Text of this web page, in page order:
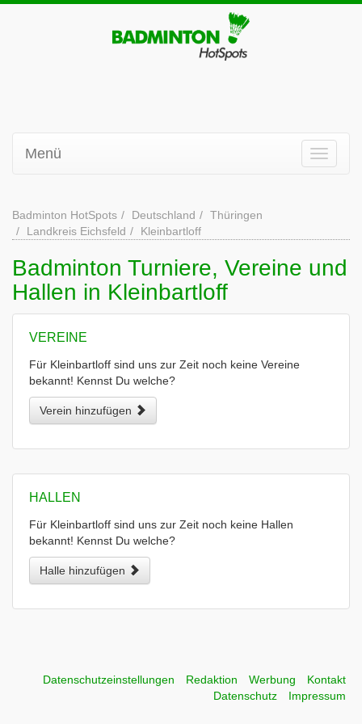
Menü
Badminton HotSpots Deutschland
Thüringen
Landkreis Eichsfeld
Kleinbartloff
Badminton Turniere, Vereine und
Hallen in Kleinbartloff
VEREINE
Für Kleinbartloff sind uns zur Zeit noch keine Vereine
bekannt! Kennst Du welche?
Verein hinzufügen
HALLEN
Für Kleinbartloff sind uns zur Zeit noch keine Hallen
bekannt! Kennst Du welche?
Halle hinzufügen
Datenschutzeinstellungen Redaktion Werbung
Kontakt
Datenschutz
Impressum